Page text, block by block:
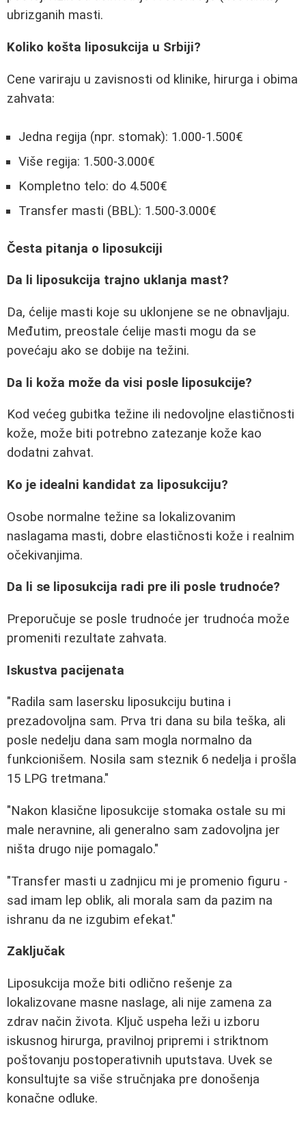
ubrizganih masti.
Koliko košta liposukcija u Srbiji?
Cene variraju u zavisnosti od klinike, hirurga i obima
zahvata:
Jedna regija (npr. stomak): 1.000-1.500€
Više regija: 1.500-3.000€
Kompletno telo: do 4.500€
Transfer masti (BBL): 1.500-3.000€
Česta pitanja o liposukciji
Da li liposukcija trajno uklanja mast?
Da, ćelije masti koje su uklonjene se ne obnavljaju.
Međutim, preostale ćelije masti mogu da se
povećaju ako se dobije na težini.
Da li koža može da visi posle liposukcije?
Kod većeg gubitka težine ili nedovoljne elastičnosti
kože, može biti potrebno zatezanje kože kao
dodatni zahvat.
Ko je idealni kandidat za liposukciju?
Osobe normalne težine sa lokalizovanim
naslagama masti, dobre elastičnosti kože i realnim
očekivanjima.
Da li se liposukcija radi pre ili posle trudnoće?
Preporučuje se posle trudnoće jer trudnoća može
promeniti rezultate zahvata.
Iskustva pacijenata
"Radila sam lasersku liposukciju butina i
prezadovoljna sam. Prva tri dana su bila teška, ali
posle nedelju dana sam mogla normalno da
funkcionišem. Nosila sam steznik 6 nedelja i prošla
15 LPG tretmana."
"Nakon klasične liposukcije stomaka ostale su mi
male neravnine, ali generalno sam zadovoljna jer
ništa drugo nije pomagalo."
"Transfer masti u zadnjicu mi je promenio figuru -
sad imam lep oblik, ali morala sam da pazim na
ishranu da ne izgubim efekat."
Zaključak
Liposukcija može biti odlično rešenje za
lokalizovane masne naslage, ali nije zamena za
zdrav način života. Ključ uspeha leži u izboru
iskusnog hirurga, pravilnoj pripremi i striktnom
poštovanju postoperativnih uputstava. Uvek se
konsultujte sa više stručnjaka pre donošenja
konačne odluke.